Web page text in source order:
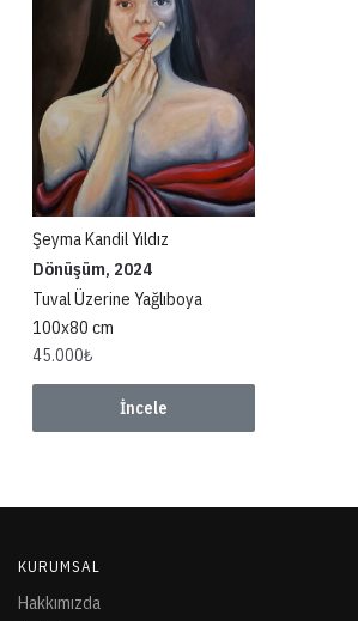
Şeyma Kandil Yıldız
Dönüşüm, 2024
Tuval Üzerine Yağlıboya
100x80 cm
45.000₺
İncele
KURUMSAL
Hakkımızda